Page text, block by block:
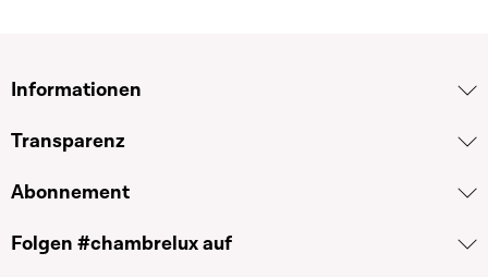
Informationen
Transparenz
Abonnement
Folgen #chambrelux auf